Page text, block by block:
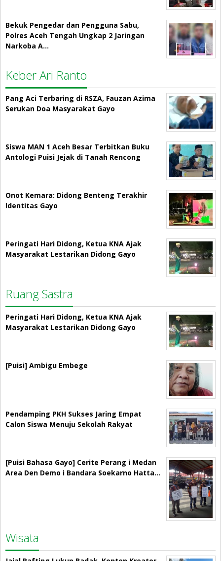
Bekuk Pengedar dan Pengguna Sabu,
Polres Aceh Tengah Ungkap 2 Jaringan
Narkoba A…
Keber Ari Ranto
Pang Aci Terbaring di RSZA, Fauzan Azima
Serukan Doa Masyarakat Gayo
Siswa MAN 1 Aceh Besar Terbitkan Buku
Antologi Puisi Jejak di Tanah Rencong
Onot Kemara: Didong Benteng Terakhir
Identitas Gayo
Peringati Hari Didong, Ketua KNA Ajak
Masyarakat Lestarikan Didong Gayo
Ruang Sastra
Peringati Hari Didong, Ketua KNA Ajak
Masyarakat Lestarikan Didong Gayo
[Puisi] Ambigu Embege
Pendamping PKH Sukses Jaring Empat
Calon Siswa Menuju Sekolah Rakyat
[Puisi Bahasa Gayo] Cerite Perang i Medan
Area Den Demo i Bandara Soekarno Hatta…
Wisata